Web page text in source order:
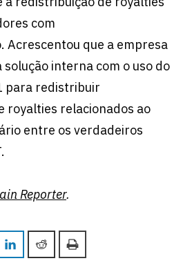
com
Acrescentou que a empresa
interna com o uso do
para redistribuir
royalties relacionados ao
entre os verdadeiros
Reporter.